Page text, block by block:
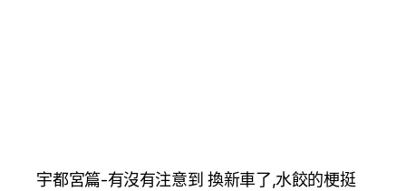
宇都宮篇-有沒有注意到 換新車了,水餃的梗挺